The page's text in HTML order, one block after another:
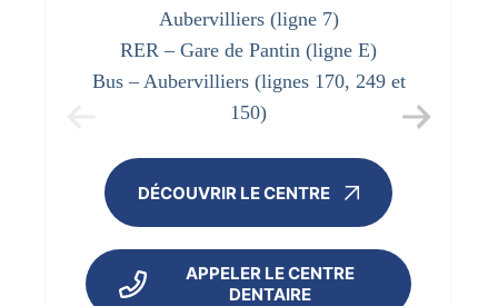
Aubervilliers (ligne 7)
RER – Gare de Pantin (ligne E)
Bus – Aubervilliers (lignes 170, 249 et
150)
DÉCOUVRIR LE CENTRE
APPELER LE CENTRE
DENTAIRE